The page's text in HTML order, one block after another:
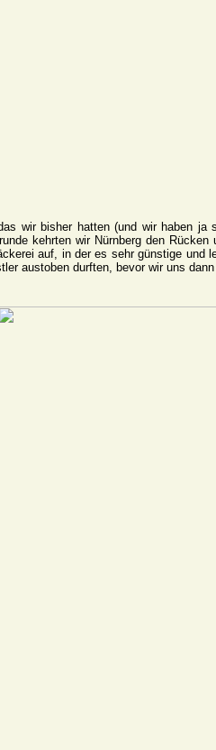
wir bisher hatten (und wir haben ja
kehrten wir Nürnberg den Rücken
auf, in der es sehr günstige und
austoben durften, bevor wir uns